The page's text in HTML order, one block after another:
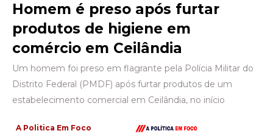
Homem é preso após furtar
produtos de higiene em
comércio em Ceilândia
Um homem foi preso em flagrante pela Polícia Militar do
Distrito Federal (PMDF) após furtar produtos de um
estabelecimento comercial em Ceilândia, no início
A Politica Em Foco